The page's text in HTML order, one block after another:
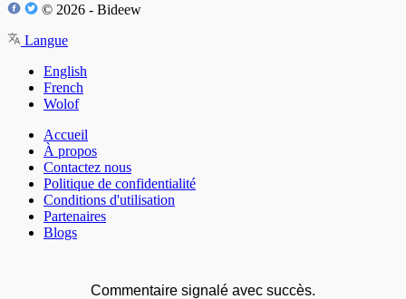
© 2026 - Bideew
Langue
English
French
Wolof
Accueil
À propos
Contactez nous
Politique de confidentialité
Conditions d'utilisation
Partenaires
Blogs
Commentaire signalé avec succès.